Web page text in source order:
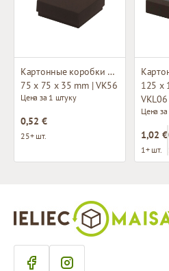
Картонные коробки без окна
75 x 75 x 35 mm | VK56
Цена за 1 штуку
0,52 €
25+ шт.
125 x
VKL06
Цена
1,02 €
1+ шт.